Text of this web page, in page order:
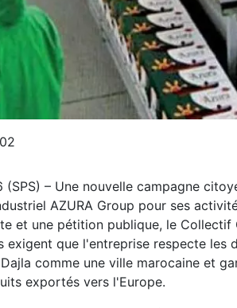
(SPS) – Une nouvelle campagne
AZURA Group pour ses
et une pétition publique, le Collectif
exigent que l'entreprise respecte les
comme une ville marocaine et
exportés vers l'Europe.